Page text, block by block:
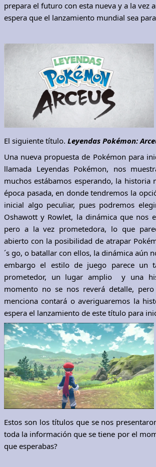
prepara el futuro con esta nueva y a la vez
espera que el lanzamiento mundial sea
El siguiente título. Leyendas Pokémon:
Una nueva propuesta de Pokémon para
llamada Leyendas Pokémon, nos
muchos estábamos esperando, la historia
época pasada, en donde tendremos la
inicial algo peculiar, pues podremos
Oshawott y Rowlet, la dinámica que nos
pero a la vez prometedora, lo que
abierto con la posibilidad de atrapar
´s go, o batallar con ellos, la dinámica aún
embargo el estilo de juego parece un
prometedor, un lugar amplio y una
momento no se nos reverá detalle,
menciona contará o averiguaremos la
espera el lanzamiento de este título para
Estos son los títulos que se nos
toda la información que se tiene por el
que esperabas?